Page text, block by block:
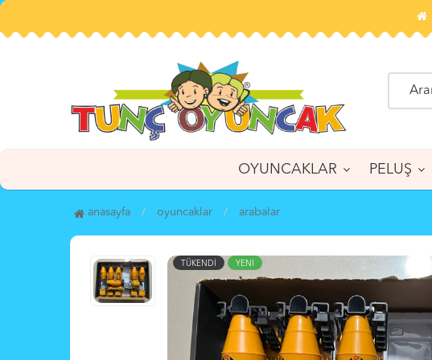
OYUNCAKLAR PELUŞ
anasayfa oyuncaklar arabalar
TÜKENDİ YENİ